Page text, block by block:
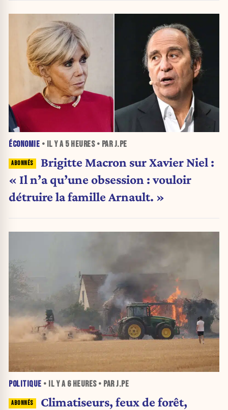
ÉCONOMIE • IL Y A 5 HEURES• PAR J.PE
Brigitte Macron sur Xavier Niel :
« Il n’a qu’une obsession : vouloir
détruire la famille Arnault. »
POLITIQUE • IL Y A 6 HEURES• PAR J.PE
Climatiseurs, feux de forêt,